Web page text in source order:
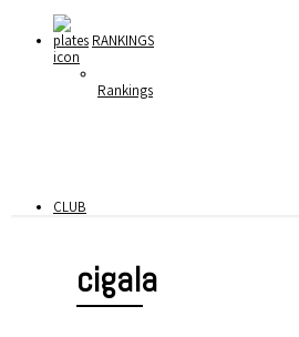
RANKINGS
Rankings
CLUB
cigala